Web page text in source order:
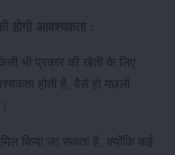
भी प्रकार की खेती के लिए
होती है, वैसे ही मछली
किया जा सकता है, क्योंकि कई